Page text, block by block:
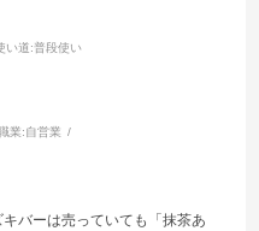
い道:普段使い
職業:自営業
バーは売っていても「抹茶あ